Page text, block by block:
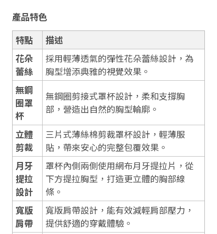
產品特色
特點
描述
花朵
蕾絲
採用輕薄透氣的彈性花朵蕾絲設計，為
胸型增添典雅的視覺效果。
無鋼
圈罩
杯
無鋼圈剪接式罩杯設計，柔和支撐胸
部，營造出自然的胸型輪廓。
立體
剪裁
三片式薄絲棉剪裁罩杯設計，輕薄服
貼，帶來安心的完整包覆效果。
月牙
提拉
設計
罩杯內側兩側使用網布月牙提拉片，從
下方提拉胸型，打造更立體的胸部線
條。
寬版
肩帶
寬版肩帶設計，能有效減輕肩部壓力，
提供舒適的穿戴體驗。